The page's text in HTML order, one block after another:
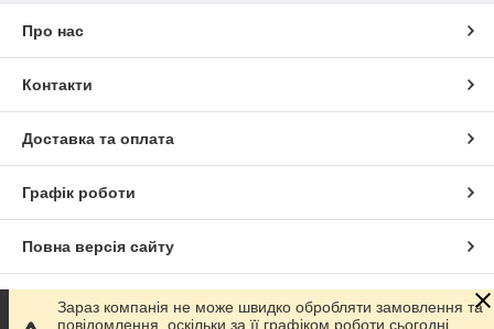
Про нас
Контакти
Доставка та оплата
Графік роботи
Повна версія сайту
Сайт створено на маркетплейсіProm.ua
Зараз компанія не може швидко обробляти замовлення та
повідомлення, оскільки за її графіком роботи сьогодні